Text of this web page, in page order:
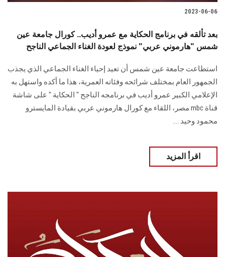
2023-06-06
بعد تألقه في برنامج الحكاية مع عمرو أديب.. كورال جامعة عين
شمس "هارموني عربي" نموذج لعودة الغناء الجماعي الناجح
استطاعت جامعة عين شمس أن تعيد إحياء الغناء الجماعي الذي يجذب
الجمهور العام بمختلف شرائحه وفئاته العمرية، هذا ما أكده واستهل به
الإعلامي الكبير عمرو أديب في برنامجه الناجح " الحكاية " على شاشة
قناة mbc مصر، اللقاء مع كورال هارموني عربي بقيادة المايسترو
محمود وحيد ....
اقرأ المزيد